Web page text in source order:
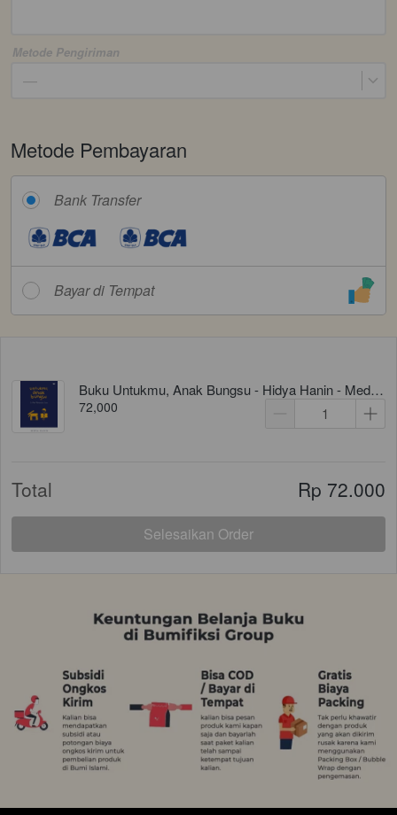
Metode Pengiriman
—
Metode Pembayaran
Bank Transfer
Bayar di Tempat
Buku Untukmu, Anak Bungsu - Hidya Hanin - Media Kita
72,000
Total Rp 72.000
`Selesaikan Order